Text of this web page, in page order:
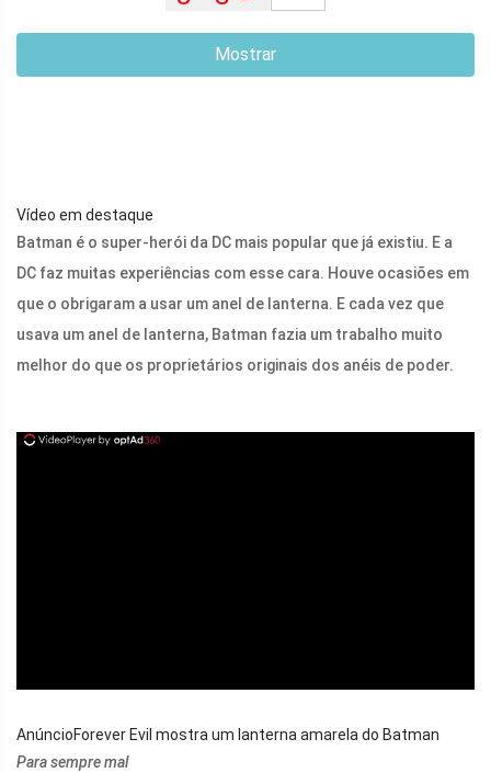
Mostrar
Vídeo em destaque
Batman é o super-herói da DC mais popular que já existiu. E a
DC faz muitas experiências com esse cara. Houve ocasiões em
que o obrigaram a usar um anel de lanterna. E cada vez que
usava um anel de lanterna, Batman fazia um trabalho muito
melhor do que os proprietários originais dos anéis de poder.
AnúncioForever Evil mostra um lanterna amarela do Batman
Para sempre mal